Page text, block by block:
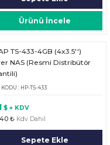
Aksesuar
MSA 2.4TB SAS 10K SFF M2 HDD -
Ürünü İncele
TS-433-4GB (4x3.5'')
NAS (Resmi Distribütör
KODU : HP-TS-433
$ + KDV
₺ Kdv Dahil
Sepete Ekle